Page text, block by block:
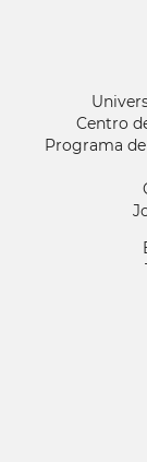
Centro
Programa